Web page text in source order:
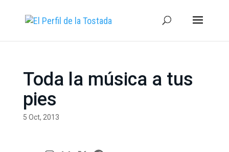
Toda la música a tus
pies
5 Oct, 2013